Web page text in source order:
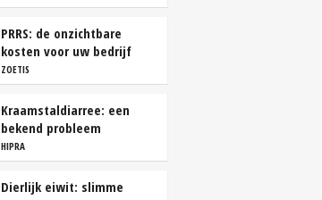
PRRS: de onzichtbare
kosten voor uw bedrijf
ZOETIS
Kraamstaldiarree: een
bekend probleem
HIPRA
Dierlijk eiwit: slimme